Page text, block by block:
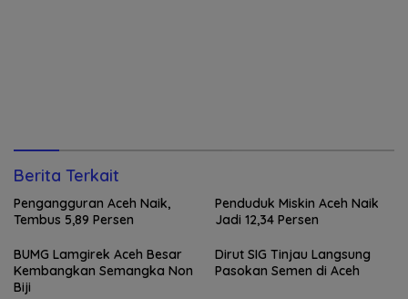
Berita Terkait
Pengangguran Aceh Naik,
Tembus 5,89 Persen
Penduduk Miskin Aceh Naik
Jadi 12,34 Persen
BUMG Lamgirek Aceh Besar
Kembangkan Semangka Non
Biji
Dirut SIG Tinjau Langsung
Pasokan Semen di Aceh